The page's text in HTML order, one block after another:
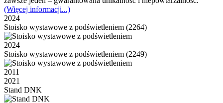
(Więcej informacji...)
2024
Stoisko wystawowe z podświetleniem (2264)
2024
Stoisko wystawowe z podświetleniem (2249)
2011
2021
Stand DNK